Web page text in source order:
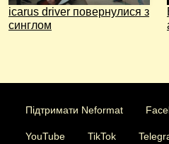
icarus driver повернулися з
синглом
Підтримати Neformat
YouTube TikTok